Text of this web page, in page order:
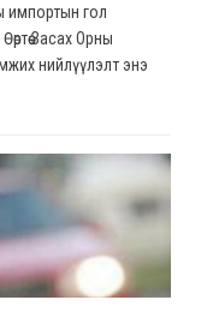
импортын гол
Засах Орны
нийлүүлэлт энэ